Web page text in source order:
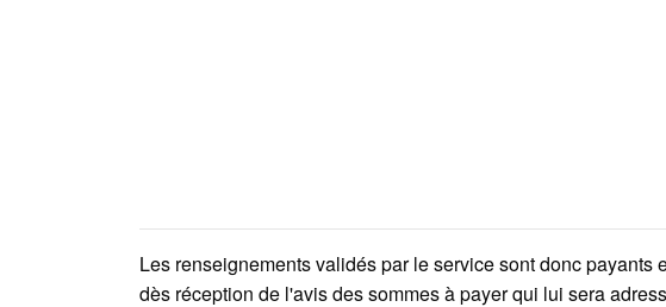
Les renseignements validés par le service sont donc
dès réception de l'avis des sommes à payer qui lui sera